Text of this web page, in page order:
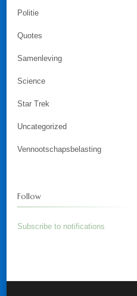
Politie
Quotes
Samenleving
Science
Star Trek
Uncategorized
Vennootschapsbelasting
Follow
Subscribe to notifications